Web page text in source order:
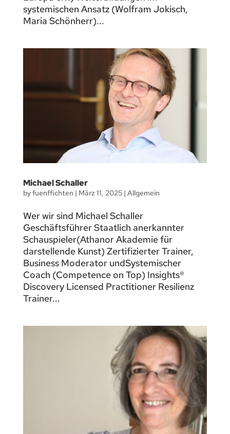
systemischen Ansatz (Wolfram Jokisch,
Maria Schönherr)...
Michael Schaller
byfuenffichten | März 11, 2025| Allgemein
Wer wir sind Michael Schaller
Geschäftsführer Staatlich anerkannter
Schauspieler(Athanor Akademie für
darstellende Kunst) Zertifizierter Trainer,
Business Moderator undSystemischer
Coach (Competence on Top) Insights®
Discovery Licensed Practitioner Resilienz
Trainer...